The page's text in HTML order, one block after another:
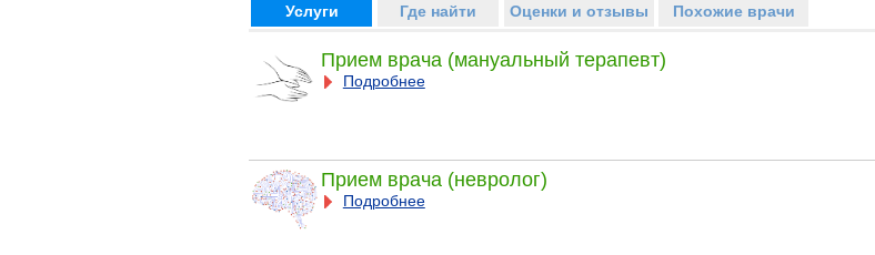
Услуги Где найти Оценки и отзывы Похожие врачи
Прием врача (мануальный терапевт)
Подробнее
Прием врача (невролог)
Подробнее